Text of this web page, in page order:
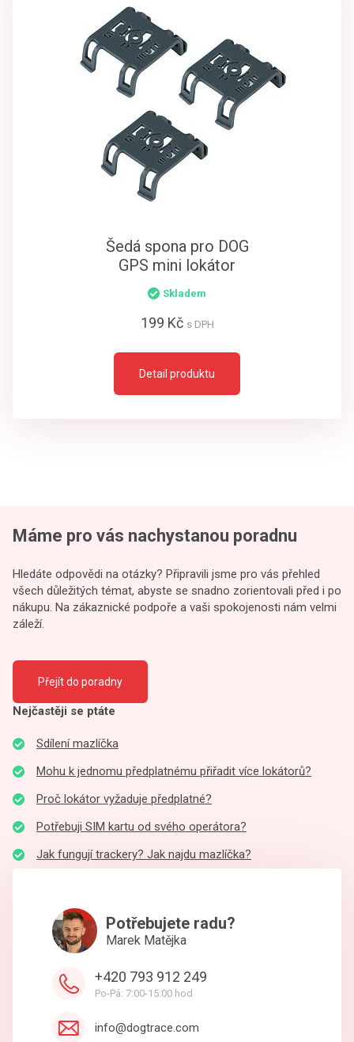
Šedá spona pro DOG
GPS mini lokátor
Skladem
199 Kč s DPH
Detail produktu
Máme pro vás nachystanou poradnu
Hledáte odpovědi na otázky? Připravili jsme pro vás přehled
všech důležitých témat, abyste se snadno zorientovali před i po
nákupu. Na zákaznické podpoře a vaši spokojenosti nám velmi
záleží.
Přejít do poradny
Nejčastěji se ptáte
Sdílení mazlíčka
Mohu k jednomu předplatnému přiřadit více lokátorů?
Proč lokátor vyžaduje předplatné?
Potřebuji SIM kartu od svého operátora?
Jak fungují trackery? Jak najdu mazlíčka?
Potřebujete radu?
Marek Matějka
+420 793 912 249
Po-Pá: 7:00-15:00 hod
info@dogtrace.com